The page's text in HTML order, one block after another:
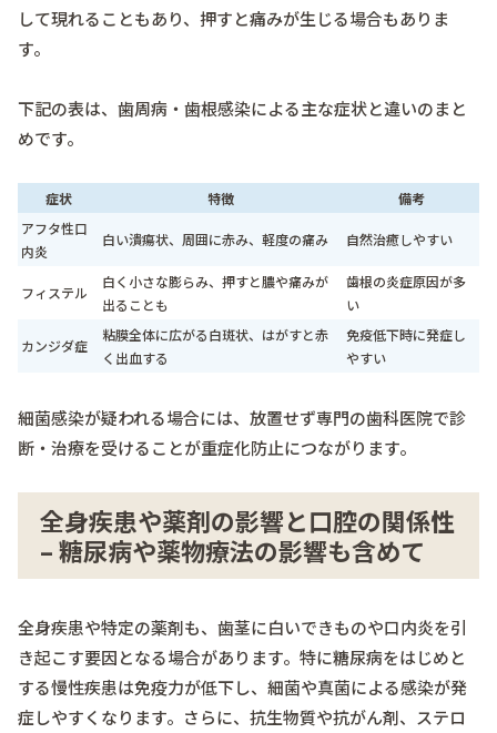
して現れることもあり、押すと痛みが生じる場合もありま
す。
下記の表は、歯周病・歯根感染による主な症状と違いのまと
めです。
症状 特徴
備考
アフタ性口
内炎
白い潰瘍状、周囲に赤み、軽度の痛み 自然治癒しやすい
フィステル
白く小さな膨らみ、押すと膿や痛みが
出ることも
歯根の炎症原因が多
い
カンジダ症
粘膜全体に広がる白斑状、はがすと赤
く出血する
免疫低下時に発症し
やすい
細菌感染が疑われる場合には、放置せず専門の歯科医院で診
断・治療を受けることが重症化防止につながります。
全身疾患や薬剤の影響と口腔の関係性
– 糖尿病や薬物療法の影響も含めて
全身疾患や特定の薬剤も、歯茎に白いできものや口内炎を引
き起こす要因となる場合があります。特に糖尿病をはじめと
する慢性疾患は免疫力が低下し、細菌や真菌による感染が発
症しやすくなります。さらに、抗生物質や抗がん剤、ステロ